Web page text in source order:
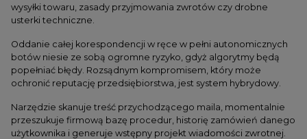
wysyłki towaru, zasady przyjmowania zwrotów czy drobne
usterki techniczne.
Oddanie całej korespondencji w ręce w pełni autonomicznych
botów niesie ze sobą ogromne ryzyko, gdyż algorytmy będą
popełniać błędy. Rozsądnym kompromisem, który może
ochronić reputację przedsiębiorstwa, jest system hybrydowy.
Narzędzie skanuje treść przychodzącego maila, momentalnie
przeszukuje firmową bazę procedur, historię zamówień danego
użytkownika i generuje wstępny projekt wiadomości zwrotnej.